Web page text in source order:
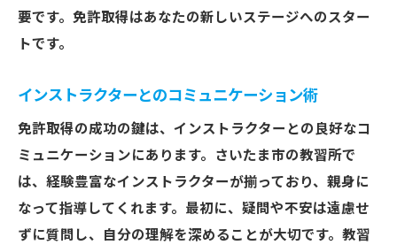
要です。免許取得はあなたの新しいステージへのスター
トです。
インストラクターとのコミュニケーション術
免許取得の成功の鍵は、インストラクターとの良好なコ
ミュニケーションにあります。さいたま市の教習所で
は、経験豊富なインストラクターが揃っており、親身に
なって指導してくれます。最初に、疑問や不安は遠慮せ
ずに質問し、自分の理解を深めることが大切です。教習